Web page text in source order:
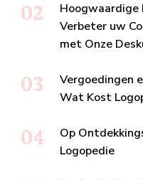
Hoogwaardige
Verbeter uw
met Onze
Vergoedingen
Wat Kost
Op
Logopedie